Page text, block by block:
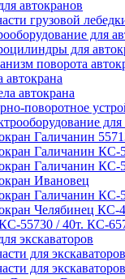
автокранов
грузовой
для
для
поворота
автокрана
автокрана
поворотное
для
Галичанин
Галичанин КС-
Галичанин КС-
Ивановец
Галичанин КС-
Челябинец КС-
55730 / 40т. КС-
экскаваторов
для
для